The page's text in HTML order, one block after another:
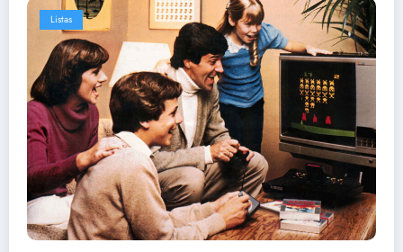
Listas